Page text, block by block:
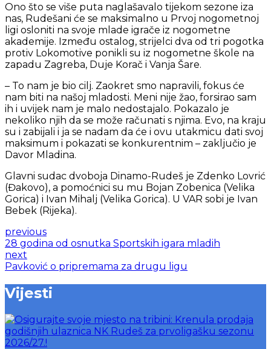
Ono što se više puta naglašavalo tijekom sezone iza
nas, Rudešani će se maksimalno u Prvoj nogometnoj
ligi osloniti na svoje mlade igrače iz nogometne
akademije. Između ostalog, strijelci dva od tri pogotka
protiv Lokomotive ponikli su iz nogometne škole na
zapadu Zagreba, Duje Korač i Vanja Šare.
– To nam je bio cilj. Zaokret smo napravili, fokus će
nam biti na našoj mladosti. Meni nije žao, forsirao sam
ih i uvijek nam je malo nedostajalo. Pokazalo je
nekoliko njih da se može računati s njima. Evo, na kraju
su i zabijali i ja se nadam da će i ovu utakmicu dati svoj
maksimum i pokazati se konkurentnim – zaključio je
Davor Mladina.
Glavni sudac dvoboja Dinamo-Rudeš je Zdenko Lovrić
(Đakovo), a pomoćnici su mu Bojan Zobenica (Velika
Gorica) i Ivan Mihalj (Velika Gorica). U VAR sobi je Ivan
Bebek (Rijeka).
previous
28 godina od osnutka Sportskih igara mladih
next
Pavković o pripremama za drugu ligu
Vijesti